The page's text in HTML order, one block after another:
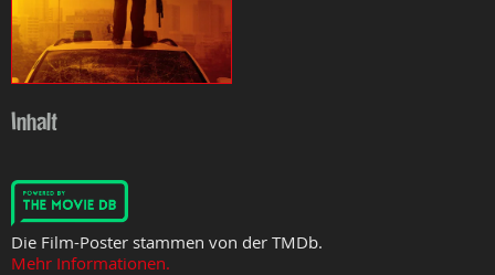
Inhalt
Die Film-Poster stammen von der TMDb.
Mehr Informationen.